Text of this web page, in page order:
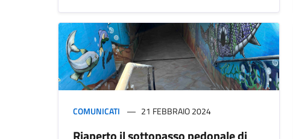
COMUNICATI 21 FEBBRAIO 2024